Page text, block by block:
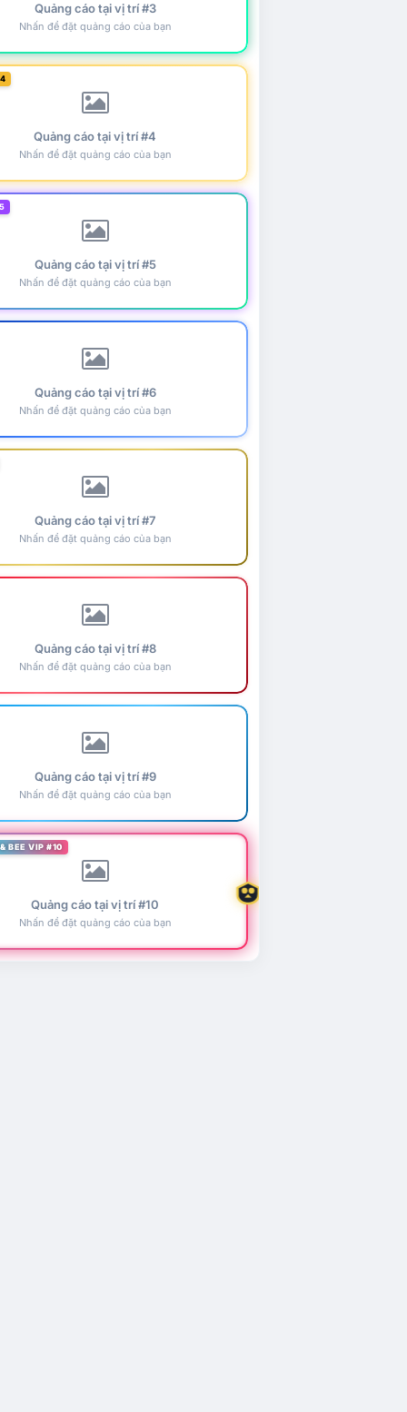
Quảng cáo tại vị trí #3
Nhấn để đặt quảng cáo của bạn
Quảng cáo tại vị trí #4
Nhấn để đặt quảng cáo của bạn
Quảng cáo tại vị trí #5
Nhấn để đặt quảng cáo của bạn
Quảng cáo tại vị trí #6
Nhấn để đặt quảng cáo của bạn
Quảng cáo tại vị trí #7
Nhấn để đặt quảng cáo của bạn
Quảng cáo tại vị trí #8
Nhấn để đặt quảng cáo của bạn
Quảng cáo tại vị trí #9
Nhấn để đặt quảng cáo của bạn
BEE VIP #10
Quảng cáo tại vị trí #10
Nhấn để đặt quảng cáo của bạn